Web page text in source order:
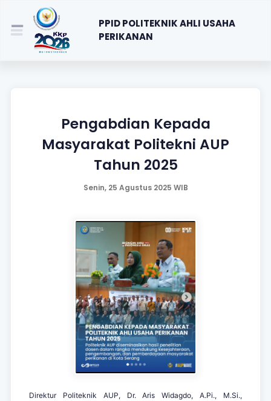
PPID POLITEKNIK AHLI USAHA
PERIKANAN
Pengabdian Kepada
Masyarakat Politekni AUP
Tahun 2025
Senin, 25 Agustus 2025 WIB
Direktur Politeknik AUP, Dr. Aris Widagdo, A.Pi., M.Si.,